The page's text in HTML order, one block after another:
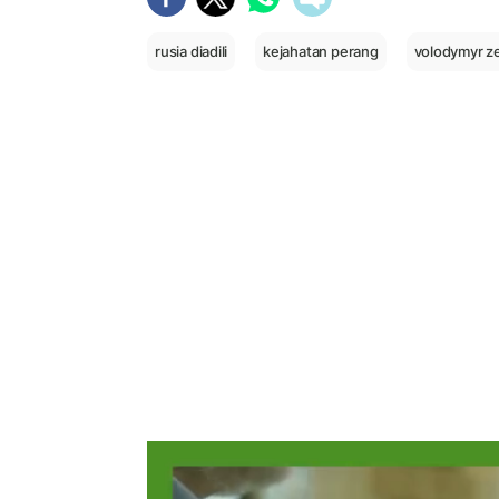
rusia diadili kejahatan perang volodymyr